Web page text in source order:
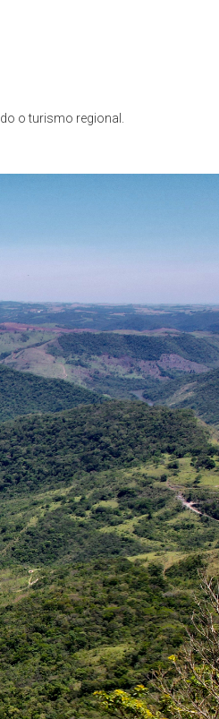
o turismo regional.